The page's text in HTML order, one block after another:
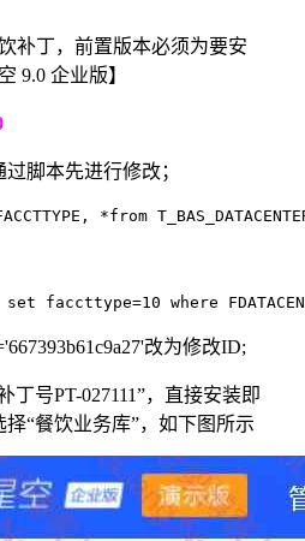
补丁，前置版本必须为要安
9.0 企业版】
脚本先进行修改；
*from
set faccttype=10 where
改为修改ID;
丁号PT-027111”，直接安装即
“餐饮业务库”，如下图所示